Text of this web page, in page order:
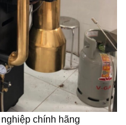
chính hãng